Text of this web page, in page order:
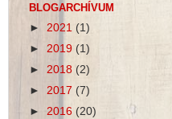
BLOGARCHÍVUM
► 2021 (1)
► 2019 (1)
► 2018 (2)
► 2017 (7)
► 2016 (20)